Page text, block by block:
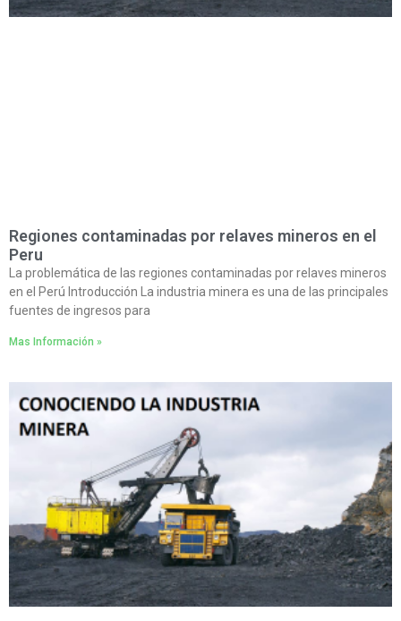
Regiones contaminadas por relaves mineros en el
Peru
La problemática de las regiones contaminadas por relaves mineros
en el Perú Introducción La industria minera es una de las principales
fuentes de ingresos para
Mas Información »